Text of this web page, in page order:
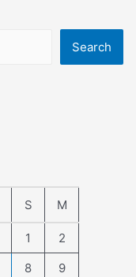
Search
S M
1
2
8 9